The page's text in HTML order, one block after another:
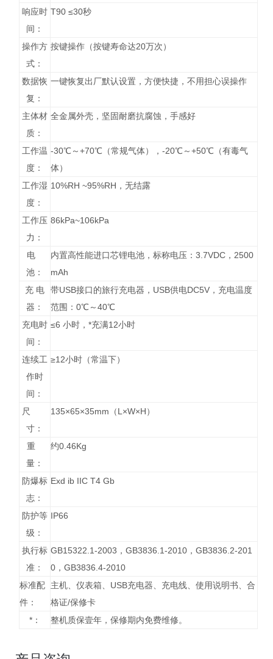
响应时
间：
T90 ≤30秒
操作方
式：
按键操作（按键寿命达20万次）
数据恢
复：
一键恢复出厂默认设置，方便快捷，不用担心误操作
主体材
质：
全金属外壳，坚固耐磨抗腐蚀，手感好
工作温
度：
-30℃～+70℃（常规气体），-20℃～+50℃（有毒气
体）
工作湿
度：
10%RH ~95%RH，无结露
工作压
力：
86kPa~106kPa
电
池：
内置高性能进口芯锂电池，标称电压：3.7VDC，2500
mAh
充 电
器：
带USB接口的旅行充电器，USB供电DC5V，充电温度
范围：0℃～40℃
充电时
间：
≤6 小时，*充满12小时
连续工
作时
间：
≥12小时（常温下）
尺
寸：
135×65×35mm（L×W×H）
重
量：
约0.46Kg
防爆标
志：
Exd ib IIC T4 Gb
防护等
级：
IP66
执行标
准：
GB15322.1-2003，GB3836.1-2010，GB3836.2-201
0，GB3836.4-2010
标准配
件：
主机、仪表箱、USB充电器、充电线、使用说明书、合
格证/保修卡
*：
整机质保壹年，保修期内免费维修。